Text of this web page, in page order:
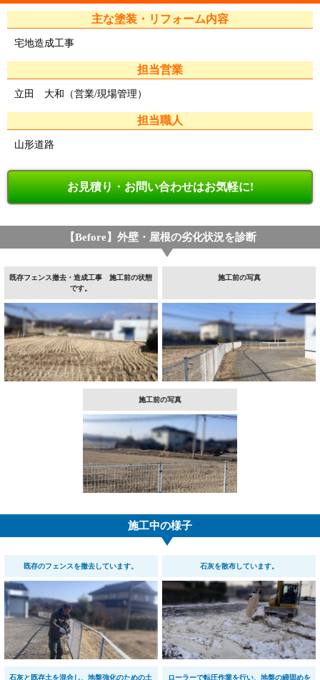
主な塗装・リフォーム内容
宅地造成工事
担当営業
立田 大和（営業/現場管理）
担当職人
山形道路
お見積り・お問い合わせはお気軽に!
【Before】外壁・屋根の劣化状況を診断
既存フェンス撤去・造成工事 施工前の状態
です。
施工前の写真
施工前の写真
施工中の様子
既存のフェンスを撤去しています。 石灰を散布しています。
石灰と既存土を混合し、地盤強化のための土 ローラーで転圧作業を行い、地盤の締固めを